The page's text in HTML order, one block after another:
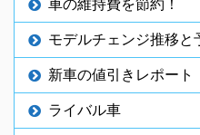
車の維持費を節約！
モデルチェンジ推移と
新車の値引きレポート
ライバル車